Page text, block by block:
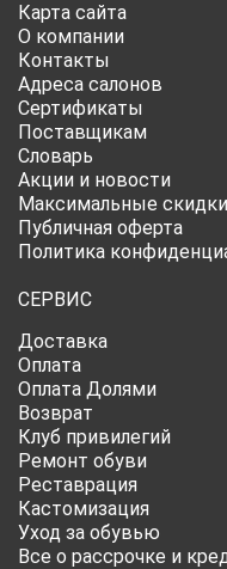
Карта сайта
О компании
Контакты
Адреса салонов
Сертификаты
Поставщикам
Словарь
Акции и новости
Максимальные скидки
Публичная оферта
Политика
СЕРВИС
Доставка
Оплата
Оплата Долями
Возврат
Клуб привилегий
Ремонт обуви
Реставрация
Кастомизация
Уход за обувью
Все о рассрочке и